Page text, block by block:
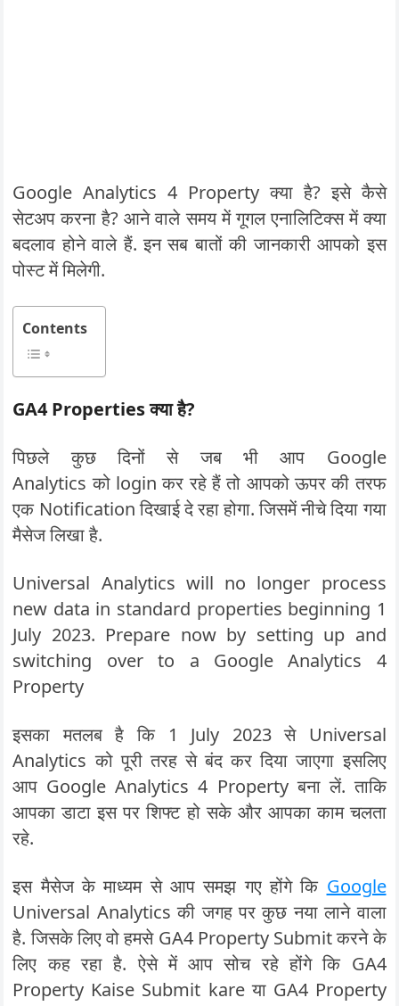
Google Analytics 4 Property क्या है? इसे कैसे
सेटअप करना है? आने वाले समय में गूगल एनालिटिक्स में क्या
बदलाव होने वाले हैं. इन सब बातों की जानकारी आपको इस
पोस्ट में मिलेगी.
Contents
GA4 Properties क्या है?
पिछले कुछ दिनों से जब भी आप Google
Analytics को login कर रहे हैं तो आपको ऊपर की तरफ
एक Notification दिखाई दे रहा होगा. जिसमें नीचे दिया गया
मैसेज लिखा है.
Universal Analytics will no longer process
new data in standard properties beginning 1
July 2023. Prepare now by setting up and
switching over to a Google Analytics 4
Property
इसका मतलब है कि 1 July 2023 से Universal
Analytics को पूरी तरह से बंद कर दिया जाएगा इसलिए
आप Google Analytics 4 Property बना लें. ताकि
आपका डाटा इस पर शिफ्ट हो सके और आपका काम चलता
रहे.
इस मैसेज के माध्यम से आप समझ गए होंगे कि Google
Universal Analytics की जगह पर कुछ नया लाने वाला
है. जिसके लिए वो हमसे GA4 Property Submit करने के
लिए कह रहा है. ऐसे में आप सोच रहे होंगे कि GA4
Property Kaise Submit kare या GA4 Property